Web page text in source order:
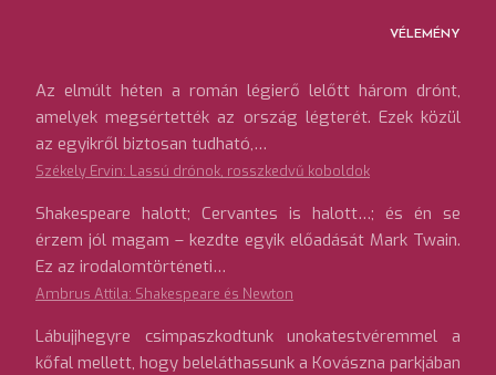
VÉLEMÉNY
Az elmúlt héten a román légierő lelőtt három drónt,
amelyek megsértették az ország légterét. Ezek közül
az egyikről biztosan tudható,…
Székely Ervin: Lassú drónok, rosszkedvű koboldok
Shakespeare halott; Cervantes is halott…; és én se
érzem jól magam – kezdte egyik előadását Mark Twain.
Ez az irodalomtörténeti…
Ambrus Attila: Shakespeare és Newton
Lábujjhegyre csimpaszkodtunk unokatestvéremmel a
kőfal mellett, hogy beleláthassunk a Kovászna parkjában